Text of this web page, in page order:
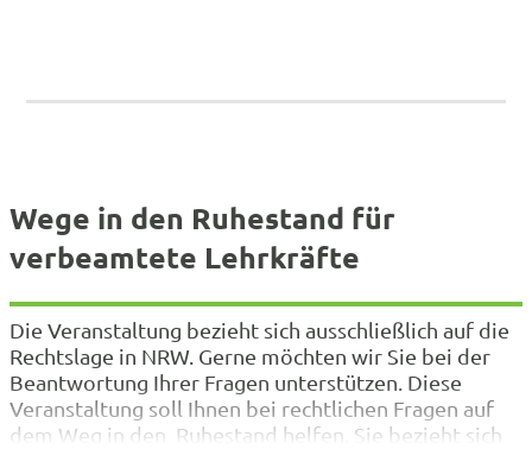
Wege in den Ruhestand für
verbeamtete Lehrkräfte
Die Veranstaltung bezieht sich ausschließlich auf die
Rechtslage in NRW. Gerne möchten wir Sie bei der
Beantwortung Ihrer Fragen unterstützen. Diese
Veranstaltung soll Ihnen bei rechtlichen Fragen auf
dem Weg in den Ruhestand helfen. Sie bezieht sich